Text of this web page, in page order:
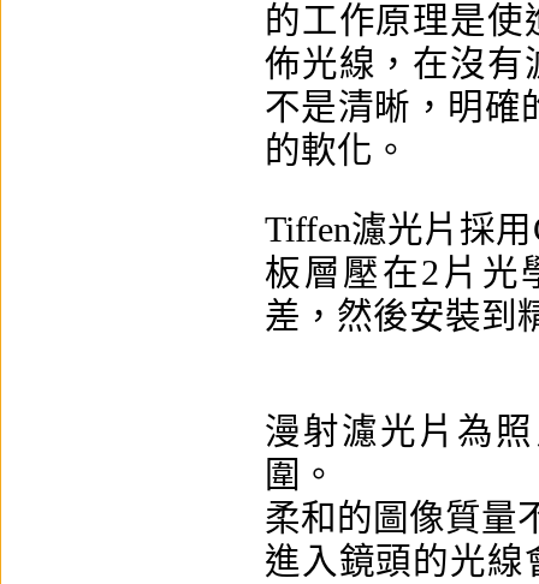
的工作原理是使
佈光線，在沒有
不是清晰，明確
的軟化。
Tiffen濾光片採
板層壓在2片光
差，然後安裝到
漫射濾光片為
圍。
柔和的圖像質量
進入鏡頭的光線